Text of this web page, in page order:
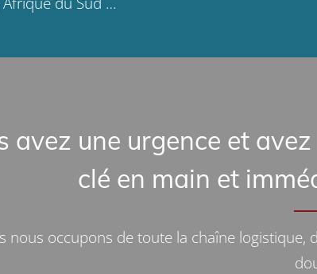
avez une urgence et avez
clé en main et
nous occupons de toute la chaîne